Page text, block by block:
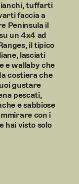
tuffarti
faccia a
Peninsula il
un 4x4 ad
il tipico
lasciati
e wallaby che
costiera che
gustare
pescati,
e sabbiose
con i
hai visto solo